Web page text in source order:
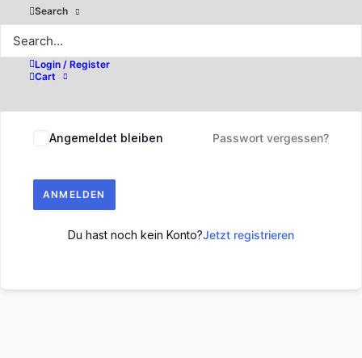
Search
Login / Register
Cart
Angemeldet bleiben Passwort vergessen?
ANMELDEN
Du hast noch kein Konto?Jetzt registrieren